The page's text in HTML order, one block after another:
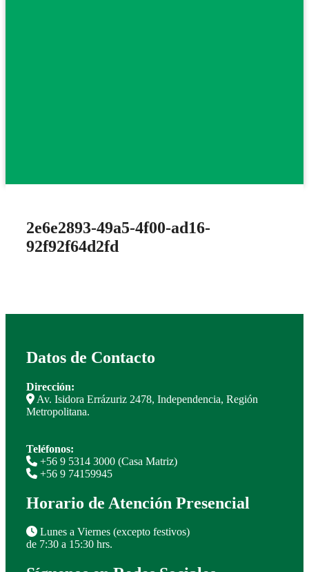
2e6e2893-49a5-4f00-ad16-
92f92f64d2fd
Datos de Contacto
Dirección:
Av. Isidora Errázuriz 2478, Independencia, Región
Metropolitana.
Teléfonos:
+56 9 5314 3000 (Casa Matriz)
+56 9 74159945
Horario de Atención Presencial
Lunes a Viernes (excepto festivos)
de 7:30 a 15:30 hrs.